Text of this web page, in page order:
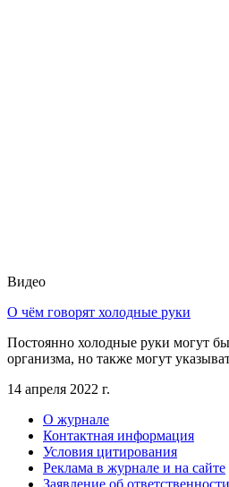
Видео
О чём говорят холодные руки
Постоянно холодные руки могут
организма, но также могут
14 апреля 2022 г.
О журнале
Контактная информация
Условия цитирования
Реклама в журнале и на сайте
Заявление об ответственности